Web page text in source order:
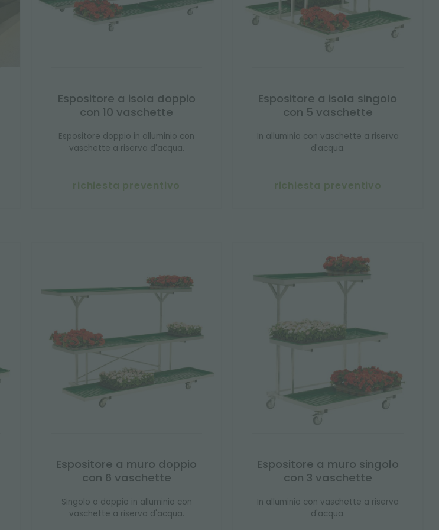
Espositore a isola doppio
con 10 vaschette
Espositore doppio in alluminio con
vaschette a riserva d'acqua.
richiesta preventivo
Espositore a isola singolo
con 5 vaschette
In alluminio con vaschette a riserva
d'acqua.
richiesta preventivo
Espositore a muro doppio
con 6 vaschette
Singolo o doppio in alluminio con
vaschette a riserva d'acqua.
Espositore a muro singolo
con 3 vaschette
In alluminio con vaschette a riserva
d'acqua.